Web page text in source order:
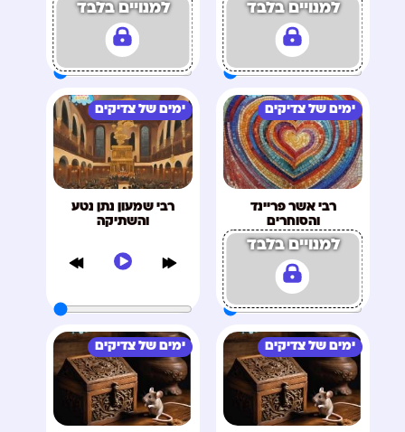
למנויים בלבד למנויים בלבד
ימים של צדיקים
רבי אשר פריינד
והסוחרים
למנויים בלבד
ימים של צדיקים
רבי שמעון נתן נטע
והשתיקה
ימים של צדיקים ימים של צדיקים